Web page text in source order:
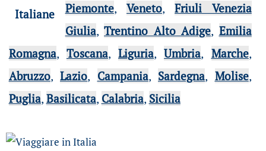
Piemonte, Veneto,Friuli Venezia
Giulia,Trentino Alto Adige, Emilia
Romagna, Toscana,Liguria,Umbria, Marche,
Abruzzo,Lazio, Campania, Sardegna, Molise,
Puglia, Basilicata, Calabria, Sicilia